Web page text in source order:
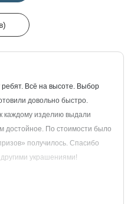
Всё на высоте. Выбор
довольно быстро.
каждому изделию выдали
достойное. По стоимости было
получилось. Спасибо
украшениями!